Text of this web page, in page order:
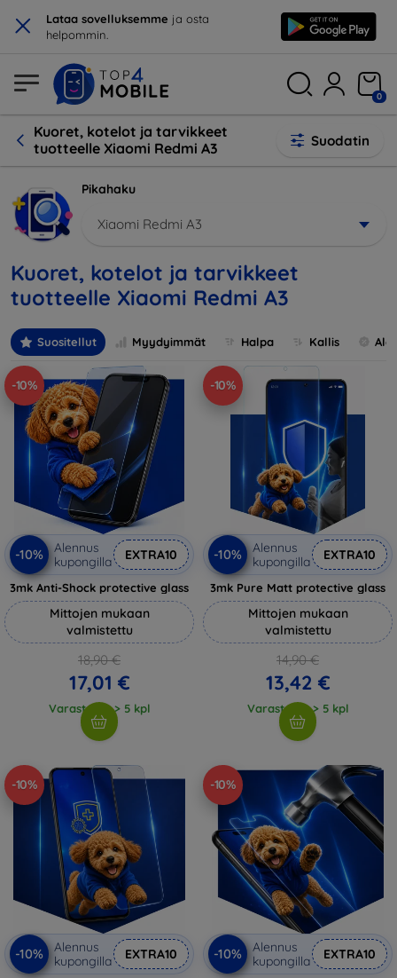
× Lataa sovelluksemme ja osta
helpommin.
0
Kuoret, kotelot ja tarvikkeet
tuotteelle Xiaomi Redmi A3
Suodatin
Pikahaku
Xiaomi Redmi A3
Kuoret, kotelot ja tarvikkeet
tuotteelle Xiaomi Redmi A3
Suositellut Myydyimmät Halpa Kallis
-10%
-10%
Alennus
kupongilla
EXTRA10
3mk Anti-Shock protective glass
Mittojen mukaan
valmistettu
18,90 €
17,01 €
Varastossa > 5 kpl
-10%
-10%
Alennus
kupongilla
EXTRA10
3mk Pure Matt protective glass
Mittojen mukaan
valmistettu
14,90 €
13,42 €
Varastossa > 5 kpl
-10%
-10%
Alennus
kupongilla
EXTRA10
-10%
-10%
Alennus
kupongilla
EXTRA10